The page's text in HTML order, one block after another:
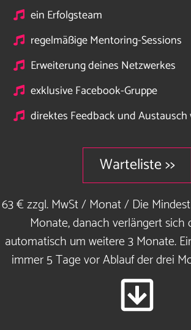
ein Erfolgsteam
regelmäßige Mentoring-Sessions
Erweiterung deines Netzwerkes
exklusive Facebook-Gruppe
direktes Feedback und
Warteliste >>
63 € zzgl. MwSt / Monat / Die
Monate, danach verlängert sich
automatisch um weitere 3 Monate.
immer 5 Tage vor Ablauf der drei